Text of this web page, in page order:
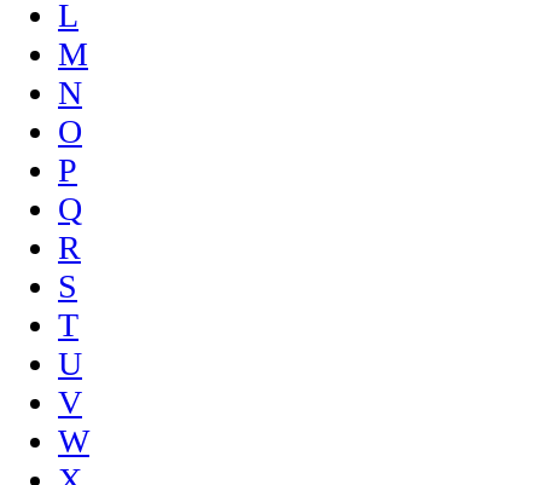
L
M
N
O
P
Q
R
S
T
U
V
W